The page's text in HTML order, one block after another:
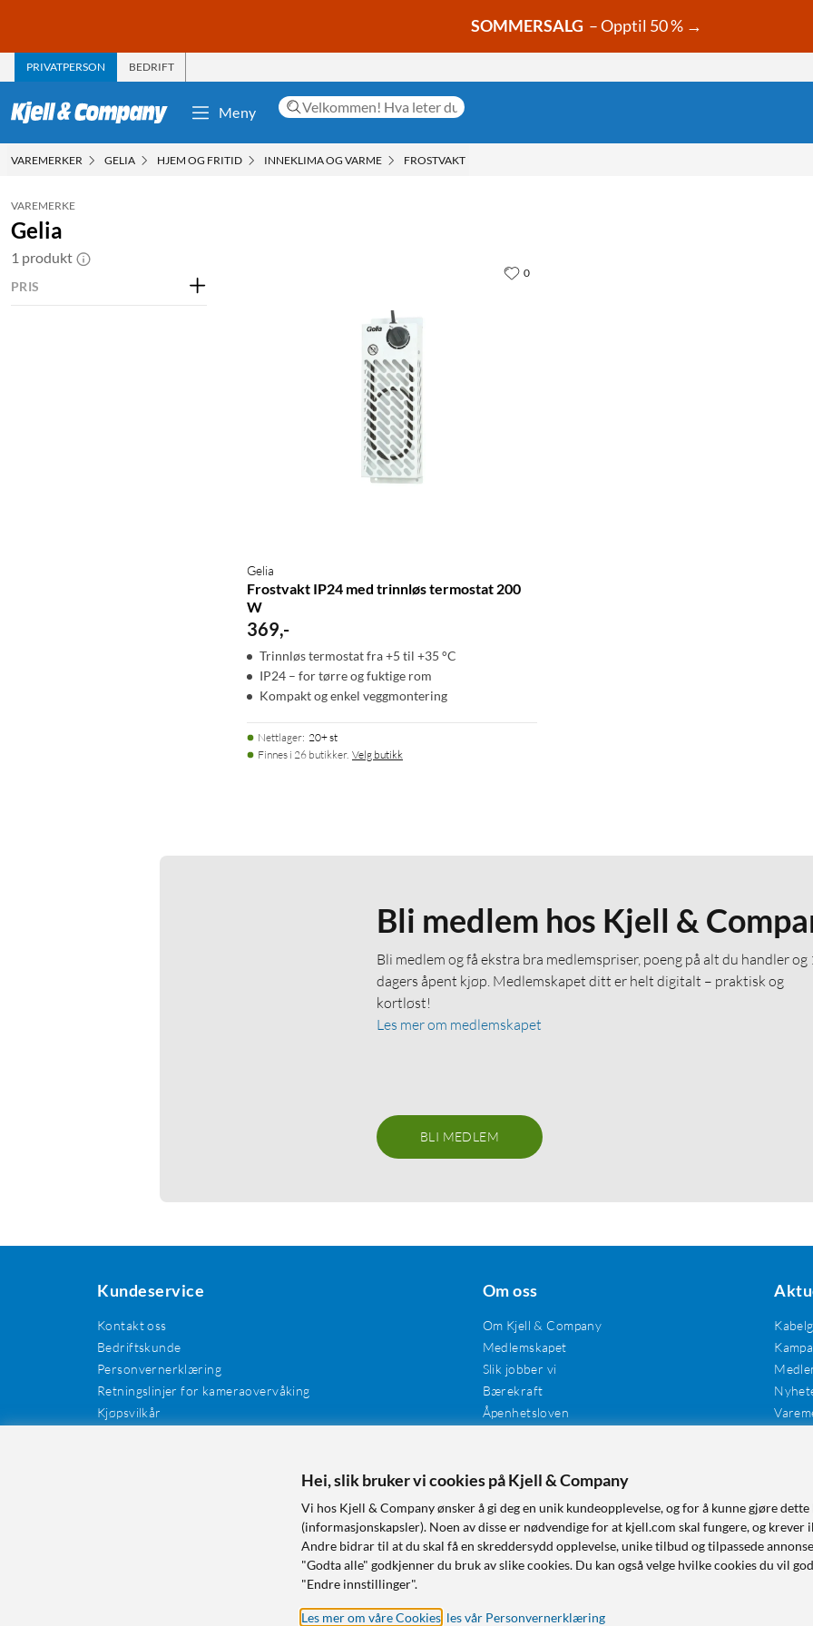
SOMMERSALG – Opptil 50 % →
PRIVATPERSON BEDRIFT
Meny
VAREMERKER GELIA HJEM OG FRITID INNEKLIMA OG VARME FROSTVAKT
VAREMERKE
Gelia
1 produkt
PRIS
Gelia
Frostvakt IP24 med trinnløs termostat 200
W
369,-
Trinnløs termostat fra +5 til +35 °C
IP24 – for tørre og fuktige rom
Kompakt og enkel veggmontering
Nettlager: 20+ st
Finnes i 26 butikker. Velg butikk
0
Bli medlem hos Kjell &
Bli medlem og få ekstra bra medlemspriser, poeng på alt du handler og
dagers åpent kjøp. Medlemskapet ditt er helt digitalt – praktisk og
kortløst!
Les mer om medlemskapet
BLI MEDLEM
Kundeservice
Kontakt oss
Bedriftskunde
Personvernerklæring
Retningslinjer for kameraovervåking
Kjøpsvilkår
Om oss
Om Kjell & Company
Medlemskapet
Slik jobber vi
Bærekraft
Åpenhetsloven
Tilgjengelighet
Hei, slik bruker vi cookies på Kjell & Company
Vi hos Kjell & Company ønsker å gi deg en unik kundeopplevelse, og for å kunne gjøre
(informasjonskapsler). Noen av disse er nødvendige for at kjell.com skal fungere, og krever
Andre bidrar til at du skal få en skreddersydd opplevelse, unike tilbud og tilpassede
"Godta alle" godkjenner du bruk av slike cookies. Du kan også velge hvilke cookies du vil
"Endre innstillinger".
Les mer om våre Cookies les vår Personvernerklæring